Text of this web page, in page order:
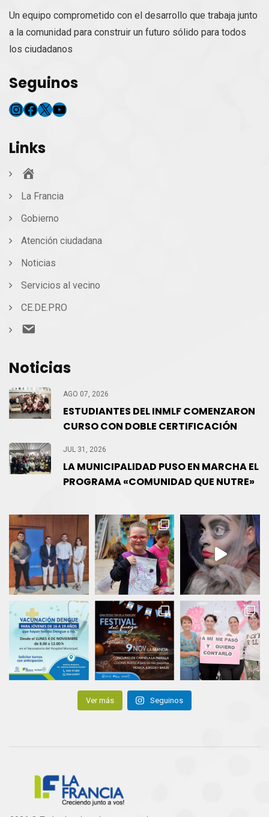
Un equipo comprometido con el desarrollo que trabaja junto
a la comunidad para construir un futuro sólido para todos
los ciudadanos
Seguinos
Instagram
Facebook
X YouTube
Links
La Francia
Gobierno
Atención ciudadana
Noticias
Servicios al vecino
CE.DE.PRO
Noticias
AGO 07, 2026
ESTUDIANTES DEL INMLF COMENZARON
CURSO CON DOBLE CERTIFICACIÓN
JUL 31, 2026
LA MUNICIPALIDAD PUSO EN MARCHA EL
PROGRAMA «COMUNIDAD QUE NUTRE»
Ver más Seguinos